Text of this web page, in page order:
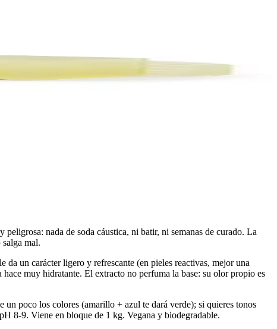
nada de soda cáustica, ni batir, ni semanas de curado. La
mal.
da un carácter ligero y refrescante (en pieles reactivas, mejor una
muy hidratante. El extracto no perfuma la base: su olor propio es
un poco los colores (amarillo + azul te dará verde); si quieres tonos
8-9. Viene en bloque de 1 kg. Vegana y biodegradable.